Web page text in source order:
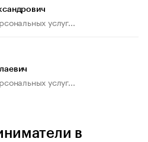
услуг...
услуг...
в